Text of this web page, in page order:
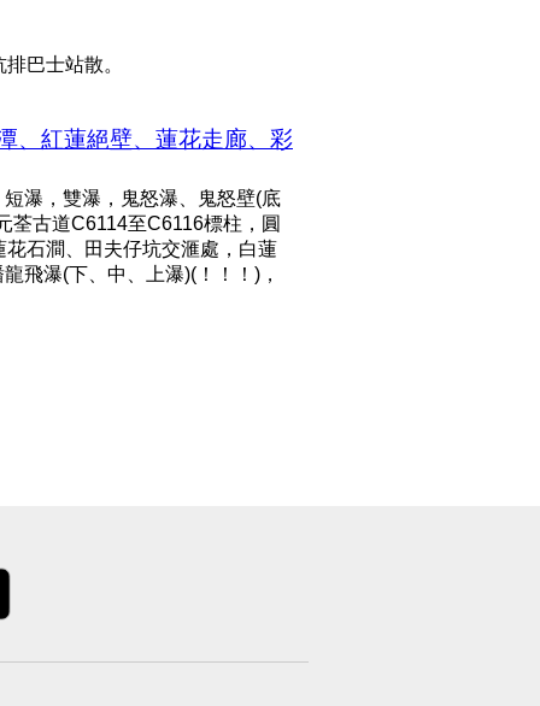
巴士站散。
、紅蓮絕壁、蓮花走廊、彩
瀑，雙瀑，鬼怒瀑、鬼怒壁(底
荃古道C6114至C6116標柱，圓
石澗、田夫仔坑交滙處，白蓮
飛瀑(下、中、上瀑)(！！！)，